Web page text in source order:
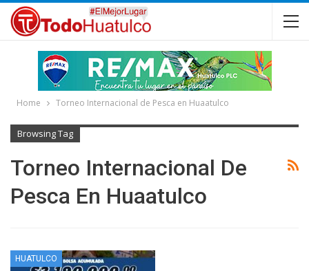
Home Torneo Internacional de Pesca en Huaatulco
Browsing Tag
Torneo Internacional De
Pesca En Huaatulco
HUATULCO